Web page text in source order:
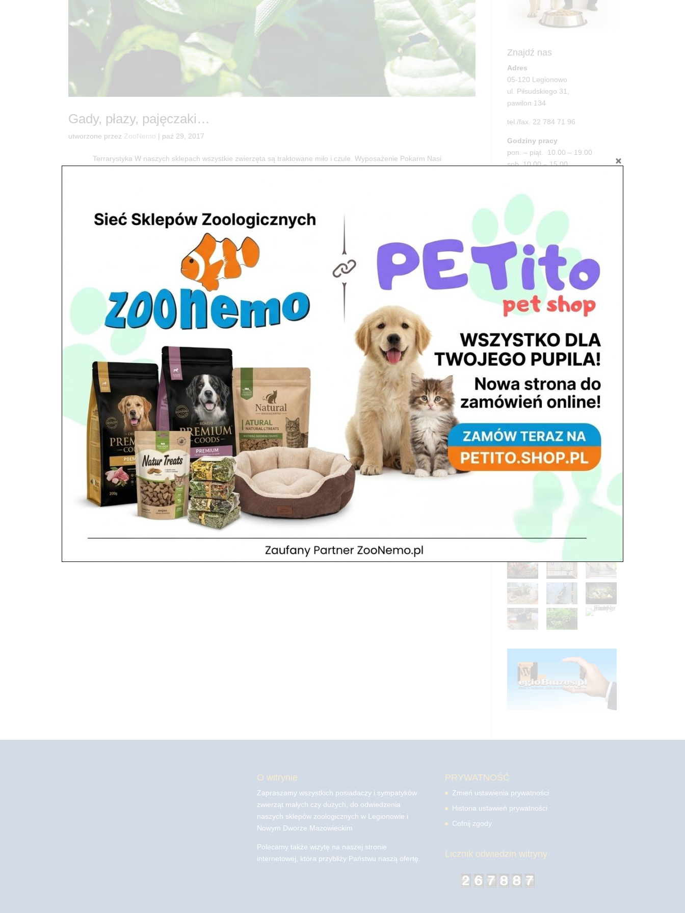
Gady, płazy, pajęczaki…
utworzone przez ZooNemo | paź 29, 2017
Terrarystyka W naszych sklepach wszystkie zwierzęta są traktowane miło i czule. Wyposażenie Pokarm Nasi
Znajdź nas
Adres
05-120 Legionowo
ul. Piłsudskiego 31,
pawilon 134
tel./fax. 22 784 71 96
Godziny pracy
pon. – piąt. 10.00 – 19.00
sob. 10.00 – 15.00
Adres
05-100 Nowy Dwór Mazowiecki
ul. Leśna 2
tel. 503 900 215
Godziny pracy
pon. – piąt. 10.00 – 19.00
sob. 8.00 – 15.00
niedz. zamknięte
O witrynie
Zapraszamy wszystkich posiadaczy i sympatyków
zwierząt małych czy dużych, do odwiedzenia
naszych sklepów zoologicznych w Legionowie i
Nowym Dworze Mazowieckim
Polecamy także wizytę na naszej stronie
internetowej, która przybliży Państwu naszą ofertę.
PRYWATNOŚĆ
Zmień ustawienia prywatności
Historia ustawień prywatności
Cofnij zgody
Licznik odwiedzin witryny